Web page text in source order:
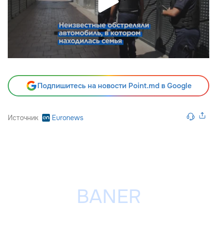
Подпишитесь на новости Point.md в Google
Источник Euronews